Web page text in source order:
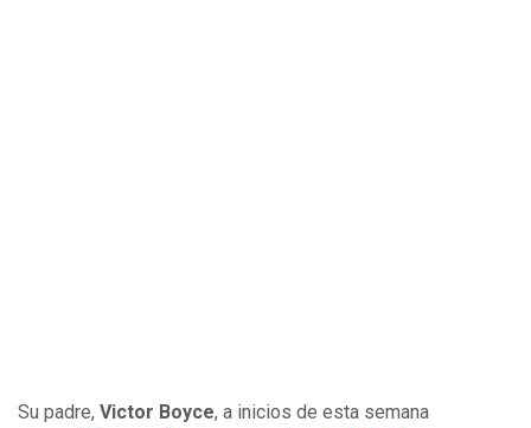
Su padre, Victor Boyce, a inicios de esta semana